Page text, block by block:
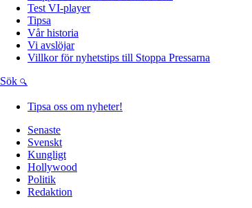
Test VI-player
Tipsa
Vår historia
Vi avslöjar
Villkor för nyhetstips till Stoppa Pressarna
Sök
Tipsa oss om nyheter!
Senaste
Svenskt
Kungligt
Hollywood
Politik
Redaktion